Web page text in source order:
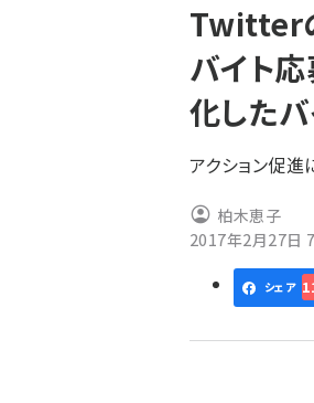
ン
く
ず
Twitter
バイト
化した
アクション促進
柏木恵子
2017年2月27日
シェア